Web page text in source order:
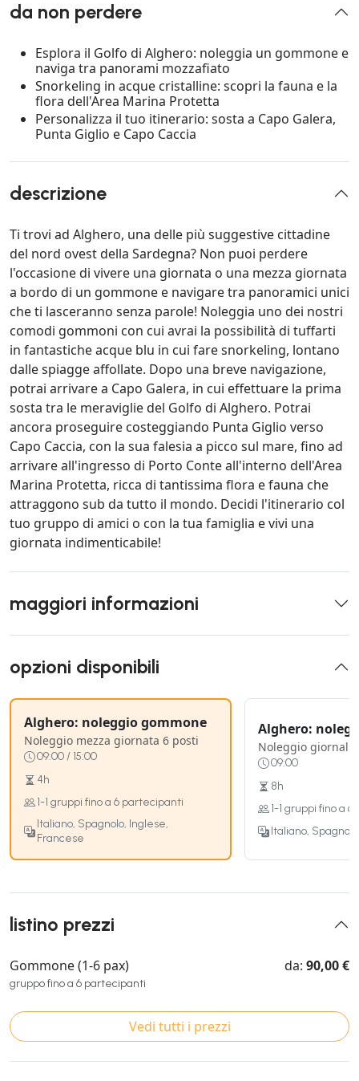
da non perdere
Esplora il Golfo di Alghero: noleggia un gommone e
naviga tra panorami mozzafiato
Snorkeling in acque cristalline: scopri la fauna e la
flora dell'Area Marina Protetta
Personalizza il tuo itinerario: sosta a Capo Galera,
Punta Giglio e Capo Caccia
descrizione
Ti trovi ad Alghero, una delle più suggestive cittadine
del nord ovest della Sardegna? Non puoi perdere
l'occasione di vivere una giornata o una mezza giornata
a bordo di un gommone e navigare tra panoramici unici
che ti lasceranno senza parole! Noleggia uno dei nostri
comodi gommoni con cui avrai la possibilità di tuffarti
in fantastiche acque blu in cui fare snorkeling, lontano
dalle spiagge affollate. Dopo una breve navigazione,
potrai arrivare a Capo Galera, in cui effettuare la prima
sosta tra le meraviglie del Golfo di Alghero. Potrai
ancora proseguire costeggiando Punta Giglio verso
Capo Caccia, con la sua falesia a picco sul mare, fino ad
arrivare all'ingresso di Porto Conte all'interno dell'Area
Marina Protetta, ricca di tantissima flora e fauna che
attraggono sub da tutto il mondo. Decidi l'itinerario col
tuo gruppo di amici o con la tua famiglia e vivi una
giornata indimenticabile!
maggiori informazioni
opzioni disponibili
Alghero: noleggio gommone
Noleggio mezza giornata 6 posti
09:00 / 15:00
4h
1-1 gruppi fino a 6 partecipanti
Italiano, Spagnolo, Inglese,
Francese
Alghero:
Noleggio
09:00
8h
1-1 gruppi fino a
Italiano,
listino prezzi
Gommone (1-6 pax)
gruppo fino a 6 partecipanti
da: 90,00 €
Vedi tutti i prezzi